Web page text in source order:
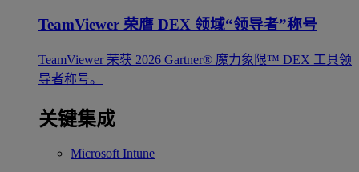
TeamViewer 荣膺 DEX 领域“领导者”称号
TeamViewer 荣获 2026 Gartner® 魔力象限™ DEX 工具领
导者称号。
关键集成
Microsoft Intune